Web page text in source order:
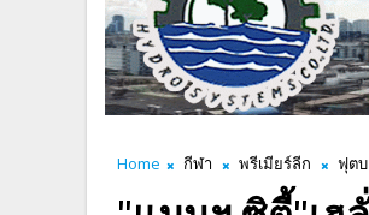
Home กีฬา พรีเมียร์ลีก ฟุต